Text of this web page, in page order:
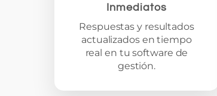
Inmediatos
Respuestas y resultados
actualizados en tiempo
real en tu software de
gestión.